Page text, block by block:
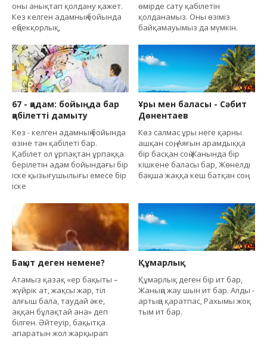
оны анықтап қолдану қажет.
Кез келген адамның бойында
еңбекқорлық,
өмірде сату қабілетін
қолданамыз. Оны өзіміз
байқамауымыз да мүмкін.
67 - қадам: бойыңда бар
қабілетті дамыту
Кез - келген адамның бойында
өзіне тән қабілеті бар.
Қабілет ол ұрпақтан ұрпаққа
берілетін адам бойындағы бір
іске қызығушылығы емесе бір
іске
Ұры мен баласы - Сәбит
Дөнентаев
Көз салмас ұры неге қарны
ашқан соң, Аяғын арамдыққа
бір басқан соң Жанында бір
кішкене баласы бар, Жөнелді
бақша жаққа кеш батқан соң.
Бақыт деген немене?
Атамыз қазақ «ер бақыты –
жүйрік ат, жақсы жар, тіл
алғыш бала, таудай әке,
аққан бұлақтай ана» деп
білген. Әйтеуір, бақытқа
апаратын жол жарқырап
Құмарлық
Құмарлық деген бір ит бар,
Жаныңа жау шын ит бар. Алды -
артыңа қаратпас, Рахымы жоқ
тым ит бар.